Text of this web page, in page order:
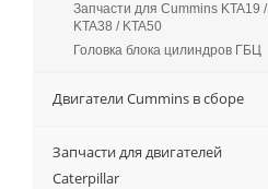
Запчасти для Cummins KTA19 /
KTA38 / KTA50
Головка блока цилиндров ГБЦ
Двигатели Cummins в сборе
Запчасти для двигателей
Caterpillar